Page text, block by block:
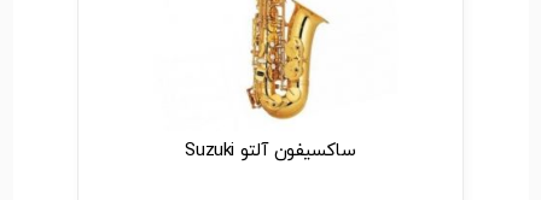
ساکسیفون آلتو Suzuki